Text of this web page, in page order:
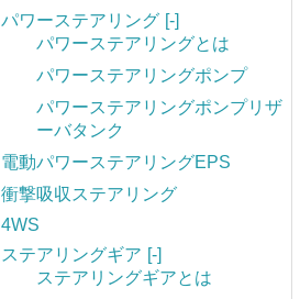
パワーステアリング [-]
パワーステアリングとは
パワーステアリングポンプ
パワーステアリングポンプリザ
ーバタンク
電動パワーステアリングEPS
衝撃吸収ステアリング
4WS
ステアリングギア [-]
ステアリングギアとは